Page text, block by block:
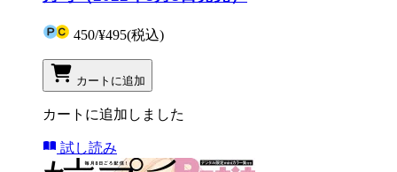
450/¥495(税込)
カートに追加
カートに追加しました
試し読み